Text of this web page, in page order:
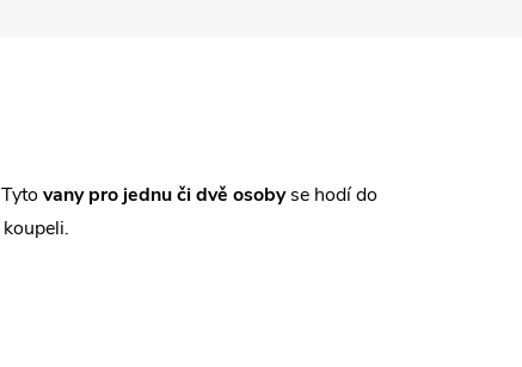
vany pro jednu či dvě osobyse hodí do